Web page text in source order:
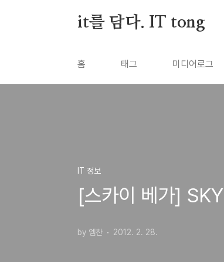
it를 담다. IT tong
홈 태그 미디어로그
IT 정보
[스카이 베가]
by 엠찬 2012. 2. 28.